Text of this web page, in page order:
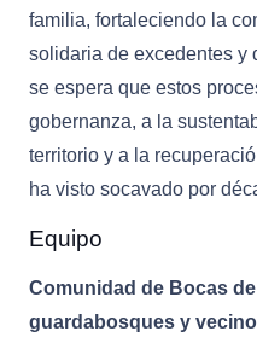
familia, fortaleciendo la
solidaria de excedentes y
se espera que estos
gobernanza, a la
territorio y a la
ha visto socavado por
Equipo
Comunidad de Bocas
guardabosques y